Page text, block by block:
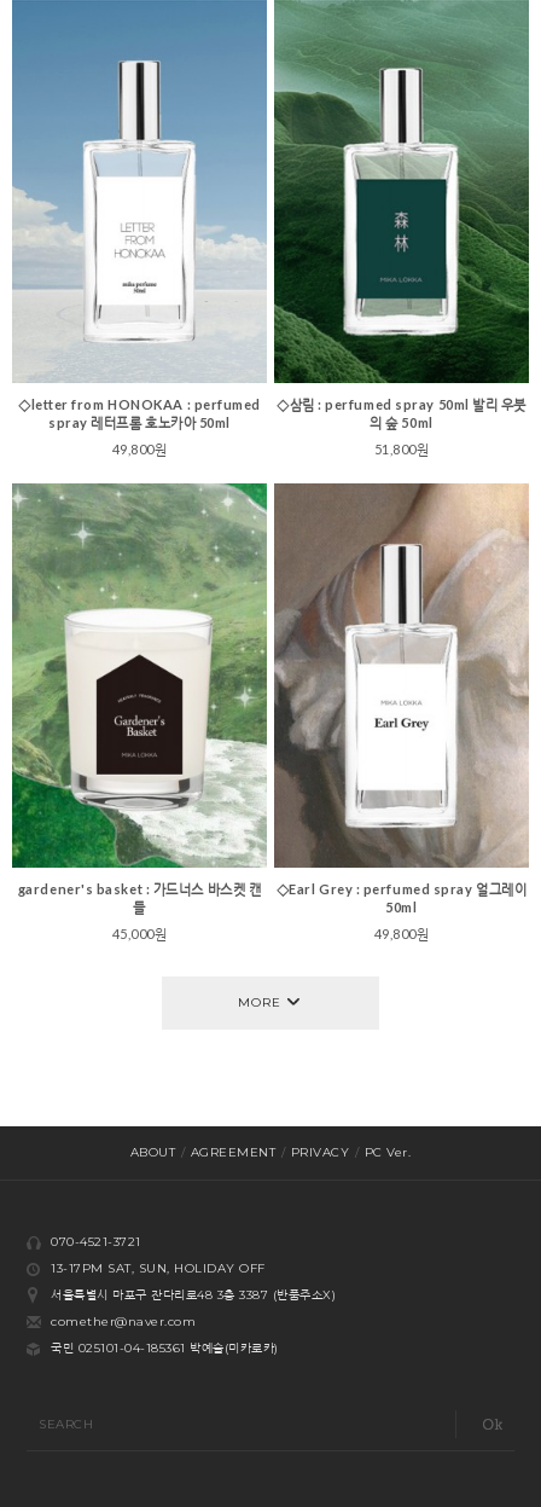
◇letter from HONOKAA : perfumed
spray 레터프롬 호노카아 50ml
49,800원
◇삼림 : perfumed spray 50ml 발리 우붓
의 숲 50ml
51,800원
gardener's basket : 가드너스 바스켓 캔
들
45,000원
◇Earl Grey : perfumed spray 얼그레이
50ml
49,800원
MORE
ABOUT / AGREEMENT / PRIVACY / PC Ver.
070-4521-3721
13-17PM SAT, SUN, HOLIDAY OFF
서울특별시 마포구 잔다리로48 3층 3387 (반품주소X)
comether@naver.com
국민 025101-04-185361 박예슬(미카로카)
SEARCH